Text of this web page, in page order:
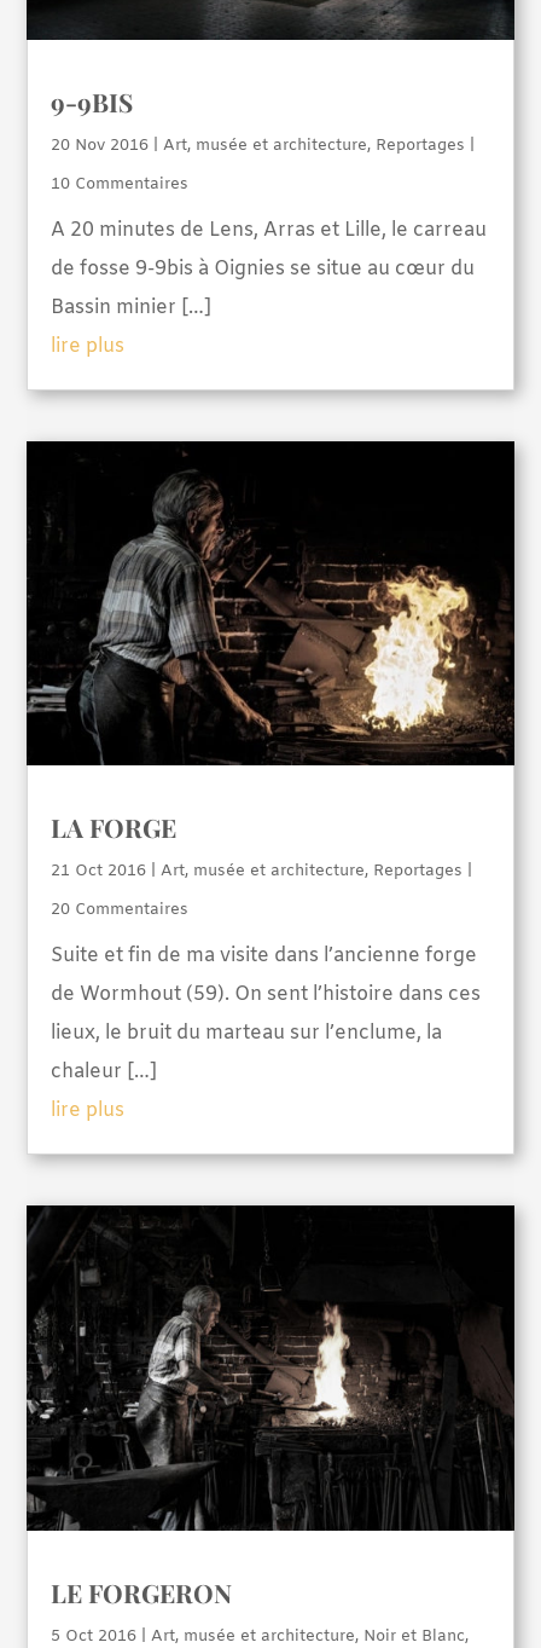
9-9BIS
20 Nov 2016 |Art, musée et architecture, Reportages
10 Commentaires
A 20 minutes de Lens, Arras et Lille, le carreau
de fosse 9-9bis à Oignies se situe au cœur du
Bassin minier […]
lire plus
LA FORGE
21 Oct 2016 |Art, musée et architecture, Reportages
20 Commentaires
Suite et fin de ma visite dans l’ancienne forge
de Wormhout (59). On sent l’histoire dans ces
lieux, le bruit du marteau sur l’enclume, la
chaleur […]
lire plus
LE FORGERON
5 Oct 2016 |Art, musée et architecture, Noir et Blanc,